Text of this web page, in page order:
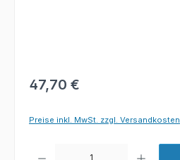
47,70 €
Preise inkl. MwSt. zzgl. Versandkosten